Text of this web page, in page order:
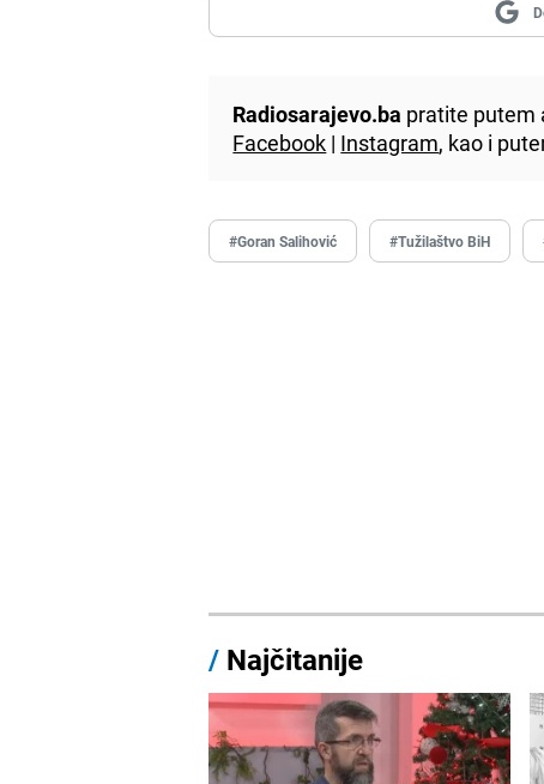
Radiosarajevo.ba pratite putem
Facebook | Instagram, kao i
#Goran Salihović #Tužilaštvo BiH
/ Najčitanije